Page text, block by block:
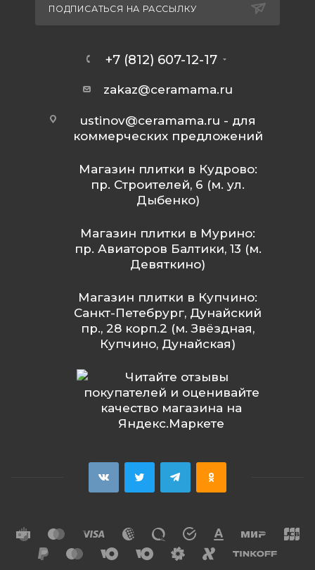
ПОДПИСАТЬСЯ НА РАССЫЛКУ
+7 (812) 607-12-17
zakaz@ceramama.ru
ustinov@ceramama.ru - для
коммерческих предложений
Магазин плитки в Кудрово:
пр. Строителей, 6 (м. ул.
Дыбенко)
Магазин плитки в Мурино:
пр. Авиаторов Балтики, 13 (м.
Девяткино)
Магазин плитки в Купчино:
Санкт-Петебрург, Дунайский
пр., 28 корп.2 (м. Звёздная,
Купчино, Дунайская)